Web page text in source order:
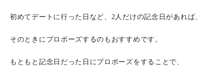
初めてデートに行った日など、2人だけの記念日があれば、
そのときにプロポーズするのもおすすめです。
もともと記念日だった日にプロポーズをすることで、